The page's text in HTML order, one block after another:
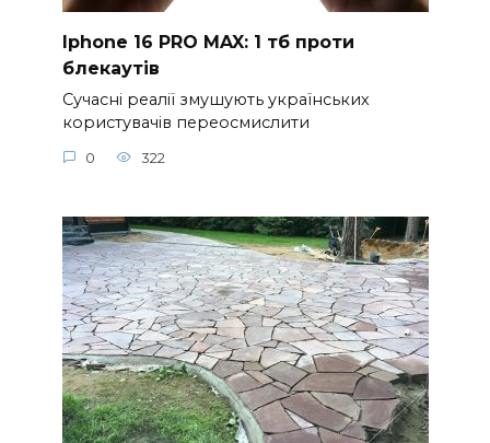
Iphone 16 PRO MAX: 1 тб проти
блекаутів
Сучасні реалії змушують українських
користувачів переосмислити
0 322